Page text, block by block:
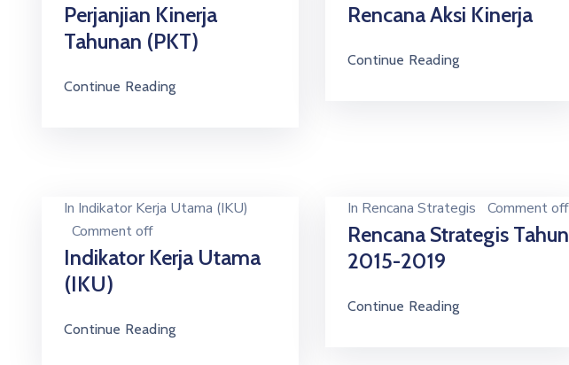
Perjanjian Kinerja
Tahunan (PKT)
Continue Reading
Rencana Aksi Kinerja
Continue Reading
In Indikator Kerja Utama (IKU)
Comment off
Indikator Kerja Utama
(IKU)
Continue Reading
In Rencana Strategis Comment off
Rencana Strategis Tahun
2015-2019
Continue Reading